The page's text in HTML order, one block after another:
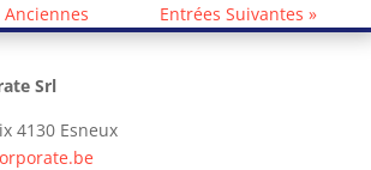
Anciennes Entrées Suivantes »
Srl
4130 Esneux